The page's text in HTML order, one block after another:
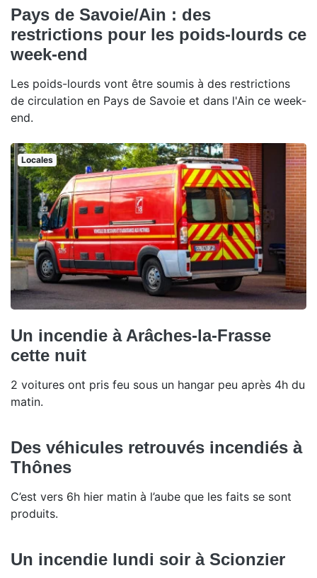
Pays de Savoie/Ain : des
restrictions pour les poids-lourds ce
week-end
Les poids-lourds vont être soumis à des restrictions
de circulation en Pays de Savoie et dans l'Ain ce week-
end.
Locales
Un incendie à Arâches-la-Frasse
cette nuit
2 voitures ont pris feu sous un hangar peu après 4h du
matin.
Des véhicules retrouvés incendiés à
Thônes
C’est vers 6h hier matin à l’aube que les faits se sont
produits.
Un incendie lundi soir à Scionzier